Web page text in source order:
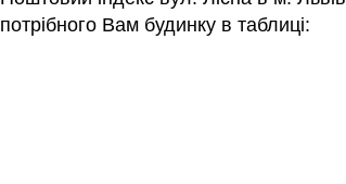
потрібного Вам будинку в таблиці: